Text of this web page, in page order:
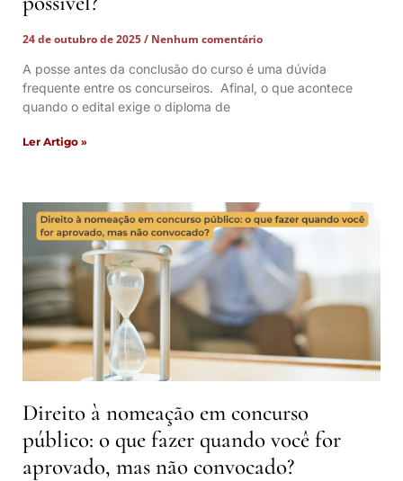
24 de outubro de 2025
Nenhum comentário
A posse antes da conclusão do curso é uma dúvida
frequente entre os concurseiros. Afinal, o que acontece
quando o edital exige o diploma de
Ler Artigo »
Direito à nomeação em concurso
público: o que fazer quando você for
aprovado, mas não convocado?